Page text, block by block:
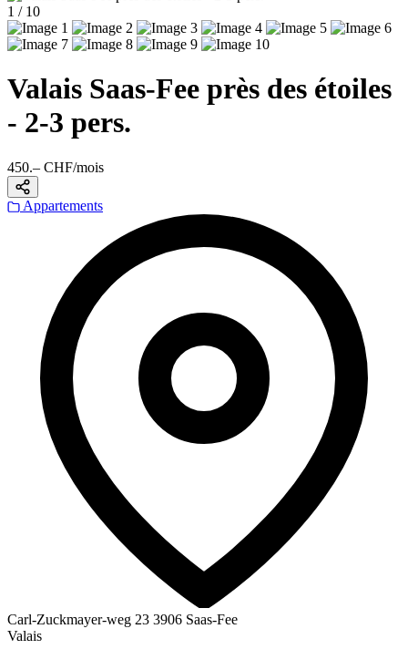
1 / 10
Valais Saas-Fee près des étoiles
- 2-3 pers.
450.– CHF/mois
Appartements
Carl-Zuckmayer-weg 23 3906 Saas-Fee
Valais